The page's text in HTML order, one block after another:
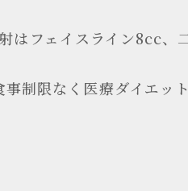
はフェイスライン8cc、
制限なく医療ダイエッ